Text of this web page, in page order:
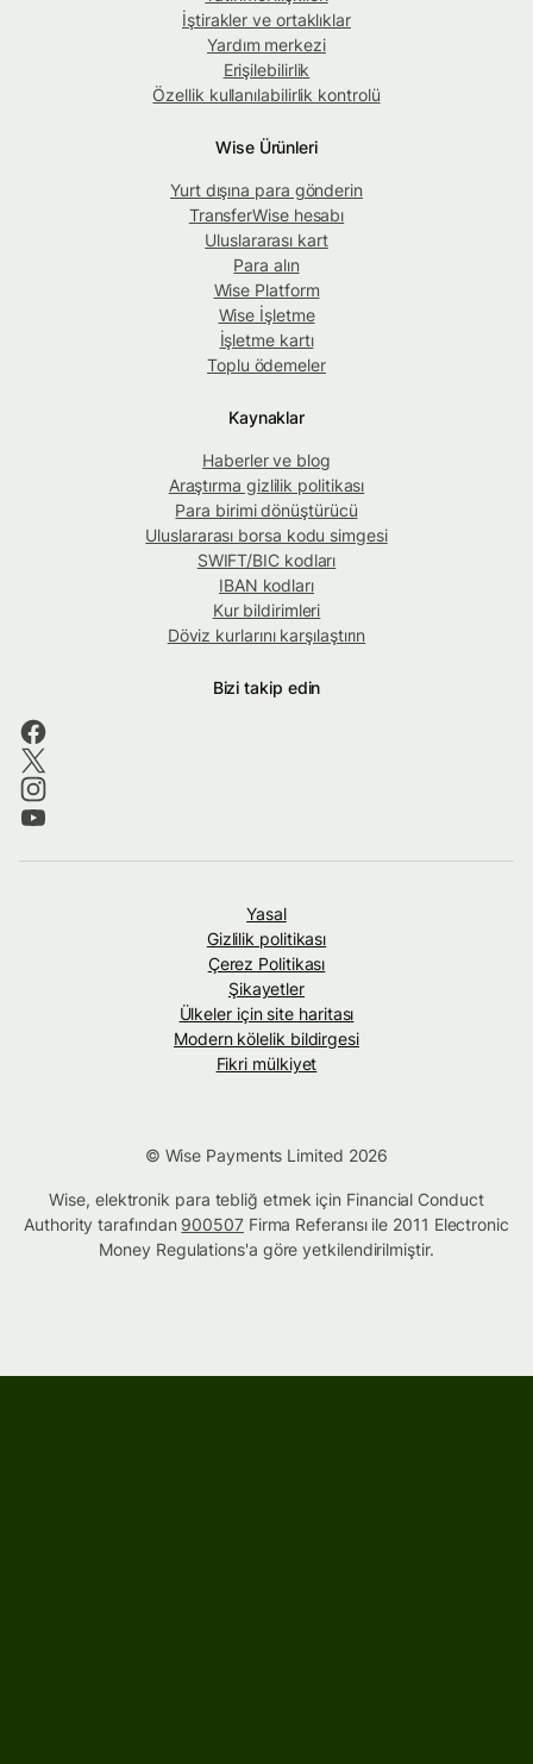
İştirakler ve ortaklıklar
Yardım merkezi
Erişilebilirlik
Özellik kullanılabilirlik kontrolü
Wise Ürünleri
Yurt dışına para gönderin
TransferWise hesabı
Uluslararası kart
Para alın
Wise Platform
Wise İşletme
İşletme kartı
Toplu ödemeler
Kaynaklar
Haberler ve blog
Araştırma gizlilik politikası
Para birimi dönüştürücü
Uluslararası borsa kodu simgesi
SWIFT/BIC kodları
IBAN kodları
Kur bildirimleri
Döviz kurlarını karşılaştırın
Bizi takip edin
Yasal
Gizlilik politikası
Çerez Politikası
Şikayetler
Ülkeler için site haritası
Modern kölelik bildirgesi
Fikri mülkiyet
© Wise Payments Limited 2026
Wise, elektronik para tebliğ etmek için Financial Conduct
Authority tarafından 900507Firma Referansı ile 2011 Electronic
Money Regulations'a göre yetkilendirilmiştir.